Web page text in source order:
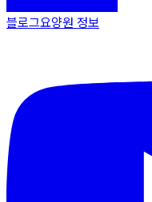
블로그요양원 정보